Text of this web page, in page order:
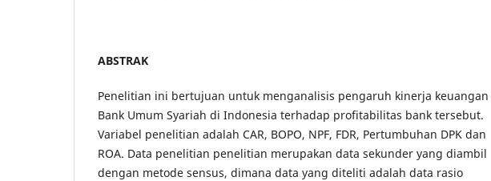
ABSTRAK
Penelitian ini bertujuan untuk menganalisis pengaruh kinerja keuangan
Bank Umum Syariah di Indonesia terhadap profitabilitas bank tersebut.
Variabel penelitian adalah CAR, BOPO, NPF, FDR, Pertumbuhan DPK dan
ROA. Data penelitian penelitian merupakan data sekunder yang diambil
dengan metode sensus, dimana data yang diteliti adalah data rasio